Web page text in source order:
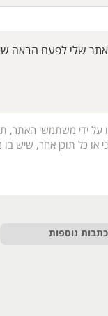
שלי לפעם הבאה
על ידי משתמשי האתר,
או כל תוכן אחר, שיש
נוספות